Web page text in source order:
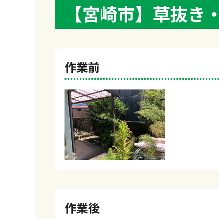
【宮崎市】草抜き
作業前
作業後